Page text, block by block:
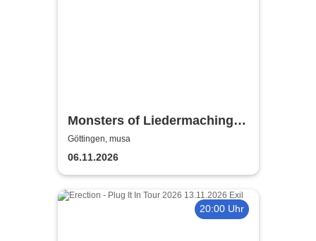
Monsters of Liedermaching -
Aufnahmetour 2026
Göttingen, musa
06.11.2026
20:00 Uhr